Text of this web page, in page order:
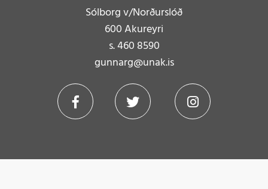
Sólborg v/Norðurslóð
600 Akureyri
s.460 8590
gunnarg@unak.is